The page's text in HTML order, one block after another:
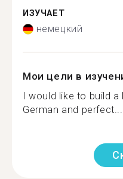
ИЗУЧАЕТ
немецкий
Мои цели в
I would like to build
German and perfect...